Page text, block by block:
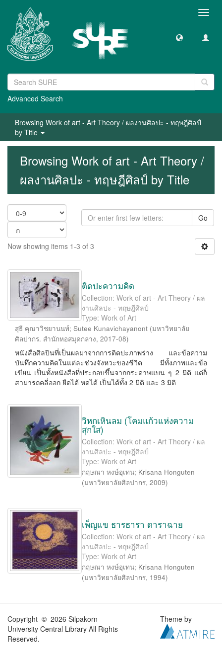
Advanced Search
Browsing Work of art - Art Theory / ผลงานศิลปะ - ทฤษฎีศิลป์
by Title
Browsing Work of art - Art Theory /
ผลงานศิลปะ - ทฤษฎีศิลป์ by Title
Go
Now showing items 1-3 of 3
ติดปะความคิด
Collection: Work of art - Art Theory / ผล
งานศิลปะ - ทฤษฎีศิลป์
Type: Work of Art
สุธี คุณาวิชยานนท์; Sutee Kunavichayanont (มหาวิทยาลัย
ศิลปากร. สำนักหอสมุดกลาง, 2017-08)
หนังสือศิลปินที่เป็นผลมาจากการติดปะภาพร่าง และข้อความ
บันทึกความคิดในแต่ละช่วงจังหวะของชีวิต มีทั้งภาพและข้อ
เขียน เป็นทั้งหนังสือที่ประกอบขึ้นจากกระดาษแบน ๆ 2 มิติ แต่ก็
สามารถคลี่ออก ยืดได้ หดได้ เป็นได้ทั้ง 2 มิติ และ 3 มิติ
วิหกเหินลม (โคมแก้วแห่งความ
สุกใส)
Collection: Work of art - Art Theory / ผล
งานศิลปะ - ทฤษฎีศิลป์
Type: Work of Art
กฤษณา หงษ์อุเทน; Krisana Honguten
(มหาวิทยาลัยศิลปากร, 2009)
เพ็ญแข ธารธารา ดาราฉาย
Collection: Work of art - Art Theory / ผล
งานศิลปะ - ทฤษฎีศิลป์
Type: Work of Art
กฤษณา หงษ์อุเทน; Krisana Honguten
(มหาวิทยาลัยศิลปากร, 1994)
Copyright © 2026 Silpakorn
University Central Library All Rights
Reserved.
Theme by